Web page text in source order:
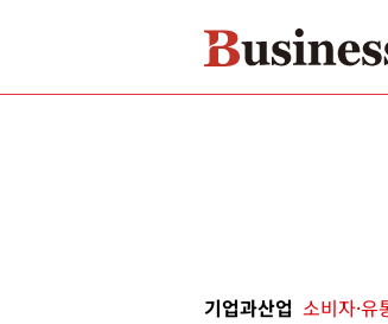
기업과산업 소비자·유